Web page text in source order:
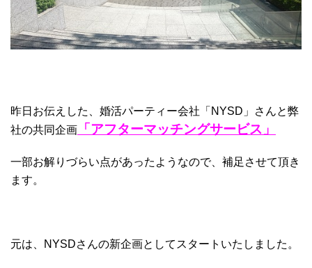
昨日お伝えした、婚活パーティー会社「NYSD」さんと弊
社の共同企画
「アフターマッチングサービス」
一部お解りづらい点があったようなので、補足させて頂き
ます。
元は、NYSDさんの新企画としてスタートいたしました。